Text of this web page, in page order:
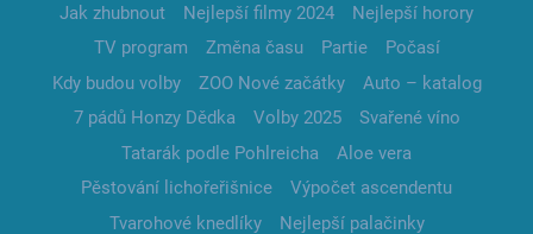
Jak zhubnout Nejlepší filmy 2024
Nejlepší horory
TV program
Změna času Partie
Počasí
Kdy budou volby
ZOO Nové začátky
Auto – katalog
7 pádů Honzy Dědka
Volby 2025
Svařené víno
Tatarák podle Pohlreicha
Aloe vera
Pěstování lichořeřišnice
Výpočet ascendentu
Tvarohové knedlíky
Nejlepší palačinky